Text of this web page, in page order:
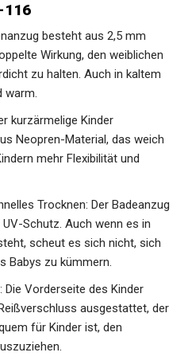
116
besteht aus 2,5 mm
Wirkung, den weiblichen
zu halten. Auch in kaltem
warm.
kurzärmelige Kinder
Neopren-Material, das weich
mehr Flexibilität und
Trocknen: Der Badeanzug
Schutz. Auch wenn es in
scheut es sich nicht, sich
Babys zu kümmern.
Die Vorderseite des Kinder
ausgestattet, der
für Kinder ist, den